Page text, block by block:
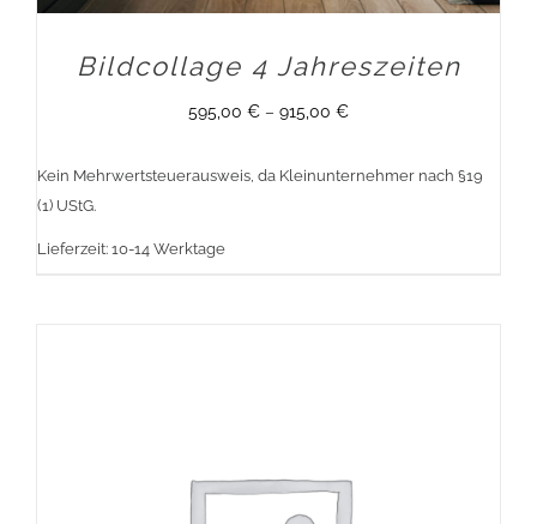
Bildcollage 4 Jahreszeiten
595,00 € – 915,00 €
Kein Mehrwertsteuerausweis, da Kleinunternehmer nach §19
(1) UStG.
Lieferzeit: 10-14 Werktage